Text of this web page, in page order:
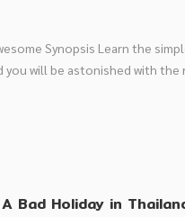
Synopsis Learn the
you will be astonished with
Bad Holiday in